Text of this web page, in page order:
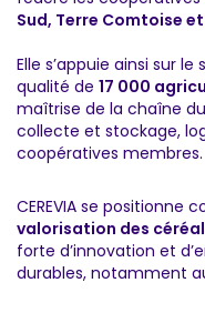
Sud, Terre Comtoise
Elle s’appuie ainsi sur
qualité de 17 000
maîtrise de la chaîne
collecte et stockage,
coopératives membres.
CEREVIA se positionne
valorisation des
forte d’innovation et
durables, notamment